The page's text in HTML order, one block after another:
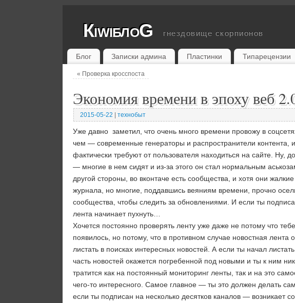
КiwiблоG гнездовище скорпионов
Блог Записки админа Пластинки Типарецензии
« Проверка кросспоста
Экономия времени в эпоху веб
2015-05-22 | технобыт
Уже давно заметил, что очень много времени провожу в
чем — современные генераторы и распространители контента,
фактически требуют от пользователя находиться на сайте. Ну,
— многие в нем сидят и из-за этого он стал нормальным
другой стороны, во вконтаче есть сообщества, и хотя они
журнала, но многие, поддавшись веяниям времени, прочно
сообщества, чтобы следить за обновлениями. И если ты
лента начинает пухнуть…
Хочется постоянно проверять ленту уже даже не потому что
появилось, но потому, что в противном случае новостная лента
листать в поисках интересных новостей. А если ты начал
часть новостей окажется погребенной под новыми и ты к ним
тратится как на постоянный мониторинг ленты, так и на это
чего-то интересного. Самое главное — ты это должен делать
если ты подписан на несколько десятков каналов — возникает